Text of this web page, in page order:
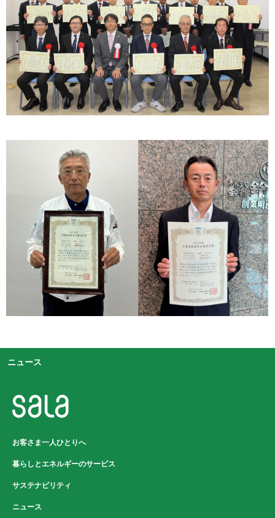
ニュース
お客さま一人ひとりへ
暮らしとエネルギーのサービス
サステナビリティ
ニュース